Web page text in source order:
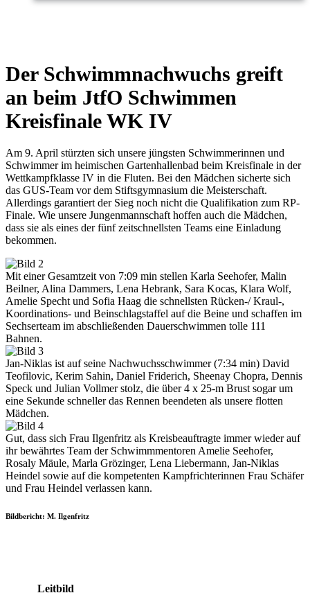
Der Schwimmnachwuchs greift
an beim JtfO Schwimmen
Kreisfinale WK IV
Am 9. April stürzten sich unsere jüngsten Schwimmerinnen und
Schwimmer im heimischen Gartenhallenbad beim Kreisfinale in der
Wettkampfklasse IV in die Fluten. Bei den Mädchen sicherte sich
das GUS-Team vor dem Stiftsgymnasium die Meisterschaft.
Allerdings garantiert der Sieg noch nicht die Qualifikation zum RP-
Finale. Wie unsere Jungenmannschaft hoffen auch die Mädchen,
dass sie als eines der fünf zeitschnellsten Teams eine Einladung
bekommen.
Mit einer Gesamtzeit von 7:09 min stellen Karla Seehofer, Malin
Beilner, Alina Dammers, Lena Hebrank, Sara Kocas, Klara Wolf,
Amelie Specht und Sofia Haag die schnellsten Rücken-/ Kraul-,
Koordinations- und Beinschlagstaffel auf die Beine und schaffen im
Sechserteam im abschließenden Dauerschwimmen tolle 111
Bahnen.
Jan-Niklas ist auf seine Nachwuchsschwimmer (7:34 min) David
Teofilovic, Kerim Sahin, Daniel Friderich, Sheenay Chopra, Dennis
Speck und Julian Vollmer stolz, die über 4 x 25-m Brust sogar um
eine Sekunde schneller das Rennen beendeten als unsere flotten
Mädchen.
Gut, dass sich Frau Ilgenfritz als Kreisbeauftragte immer wieder auf
ihr bewährtes Team der Schwimmmentoren Amelie Seehofer,
Rosaly Mäule, Marla Grözinger, Lena Liebermann, Jan-Niklas
Heindel sowie auf die kompetenten Kampfrichterinnen Frau Schäfer
und Frau Heindel verlassen kann.
Bildbericht: M. Ilgenfritz
Leitbild